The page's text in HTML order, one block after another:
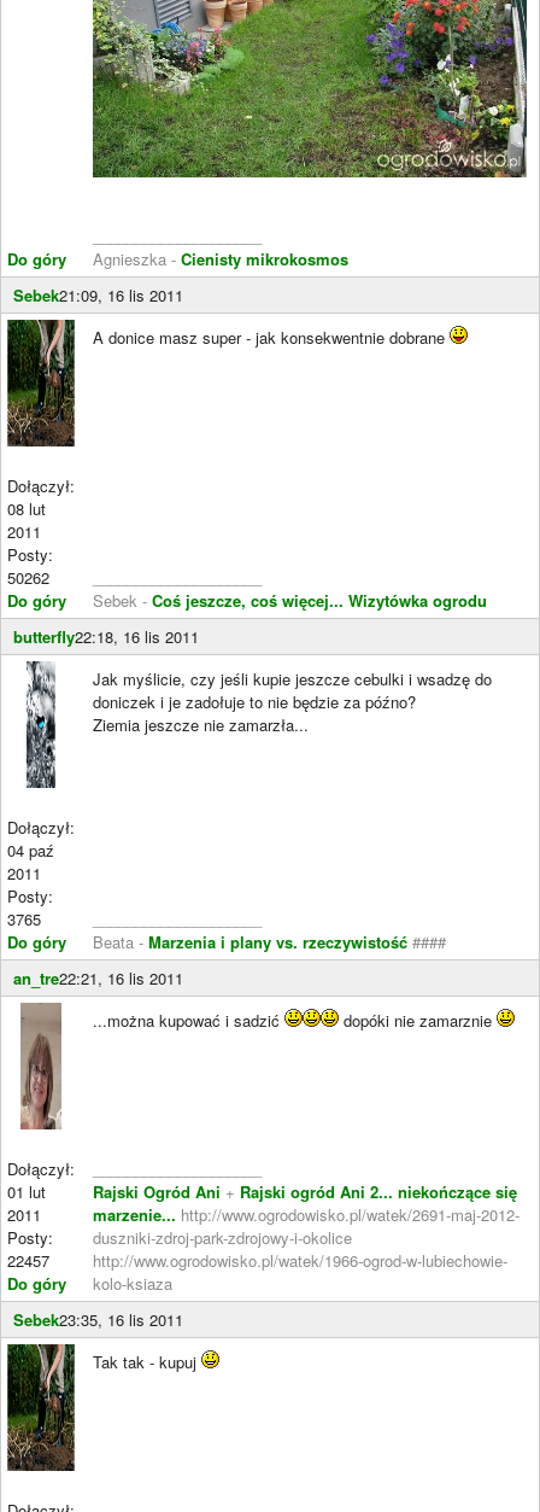
Do góry
Agnieszka - Cienisty mikrokosmos
Sebek21:09, 16 lis 2011
Dołączył:
08 lut
2011
Posty:
50262
Do góry
A donice masz super - jak konsekwentnie dobrane
Sebek - Coś jeszcze, coś więcej... Wizytówka ogrodu
butterfly22:18, 16 lis 2011
Dołączył:
04 paź
2011
Posty:
3765
Do góry
Jak myślicie, czy jeśli kupie jeszcze cebulki i wsadzę do
doniczek i je zadołuje to nie będzie za późno?
Ziemia jeszcze nie zamarzła...
Beata - Marzenia i plany vs. rzeczywistość ####
an_tre22:21, 16 lis 2011
Dołączył:
01 lut
2011
Posty:
22457
Do góry
...można kupować i sadzić dopóki nie zamarznie
Rajski Ogród Ani + Rajski ogród Ani 2... niekończące się
marzenie... http://www.ogrodowisko.pl/watek/2691-maj-2012-
duszniki-zdroj-park-zdrojowy-i-okolice
http://www.ogrodowisko.pl/watek/1966-ogrod-w-lubiechowie-
kolo-ksiaza
Sebek23:35, 16 lis 2011
Tak tak - kupuj